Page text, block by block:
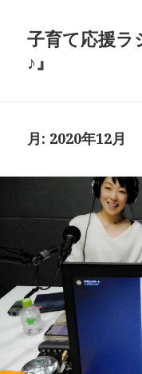
子育て応援ラ
♪』
月: 2020年12月